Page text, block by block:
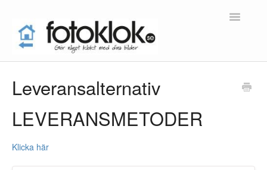
Toggle
Leveransalternativ
LEVERANSMETODER
Klicka här